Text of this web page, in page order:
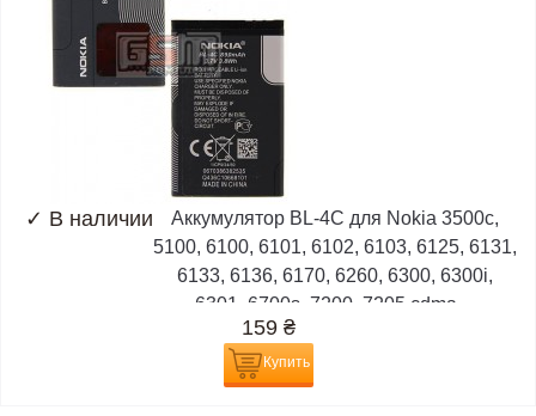
✓ В наличии
Аккумулятор BL-4C для Nokia 3500c,
5100, 6100, 6101, 6102, 6103, 6125, 6131,
6133, 6136, 6170, 6260, 6300, 6300i,
6301, 6700s, 7200, 7205 cdma,...
159 ₴
Купить